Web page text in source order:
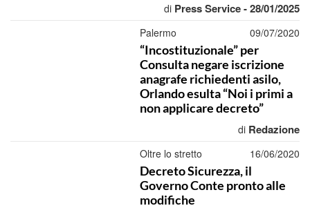
di Press Service - 28/01/2025
Palermo 09/07/2020
“Incostituzionale” per
Consulta negare iscrizione
anagrafe richiedenti asilo,
Orlando esulta “Noi i primi a
non applicare decreto”
di Redazione
Oltre lo stretto 16/06/2020
Decreto Sicurezza, il
Governo Conte pronto alle
modifiche